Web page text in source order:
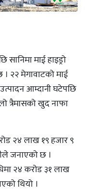
सानिमा माई हाइड्रो
२२ मेगावाटको माई
आम्दानी घटेपछि
त्रैमासको खुद नाफा
२४ लाख १९ हजार ९
जनाएको छ ।
२४ करोड ३१ लाख
थियो ।